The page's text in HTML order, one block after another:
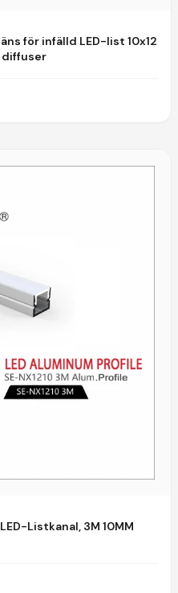
för infälld LED-list 10x12
diffuser
Listkanal, 3M 10MM